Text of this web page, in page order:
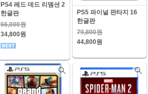
PS4 레드 데드 리뎀션 2
한글판
66,000원
34,800원
PS5 파이널 판타지 16
한글판
79,800원
44,800원